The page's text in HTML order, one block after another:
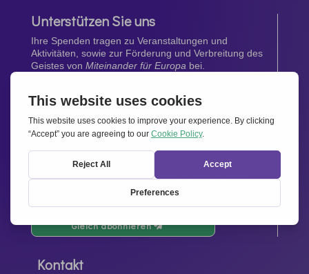
Unterstützen Sie uns
Ihre Spenden tragen zu Veranstaltungen und
Aktivitäten, sowie zur Förderung und Verbreitung des
Geistes von Miteinander für Europa bei.
Jetzt spenden
Newsletter
Bleiben Sie auf dem Laufenden mit den neuesten
Infos aus unserem Netzwerk.
Gleich abonnieren
Kontakt